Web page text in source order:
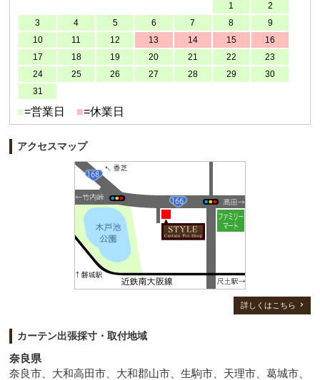
1
2
3
4 5 6 7 8
9
10
11 12 13 14 15
16
17
18 19 20 21 22
23
24
25 26 27 28 29
30
31
■=営業日 ■=休業日
アクセスマップ
詳しくはこちら
カーテン出張採寸・取付地域
奈良県
奈良市、大和高田市、大和郡山市、生駒市、天理市、葛城市、